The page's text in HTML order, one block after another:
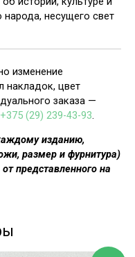
народа, несущего свет
изменение
накладок, цвет
заказа —
+375 (29) 239-43-93.
изданию,
размер и фурнитура)
представленного на